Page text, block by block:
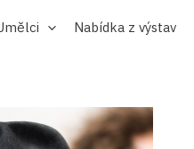
Nabídka z výstav